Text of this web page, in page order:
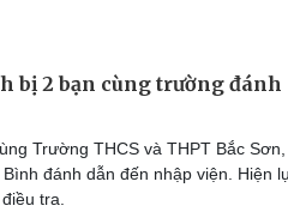
bị 2 bạn cùng trường đánh
Trường THCS và THPT Bắc Sơn,
đánh dẫn đến nhập viện. Hiện
tra.